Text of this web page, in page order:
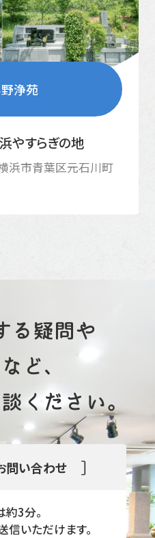
浄苑
やすらぎの地
浜市青葉区元石川町
る疑問や
ど、
ください。
問い合わせ ]
3分。
信いただけます。